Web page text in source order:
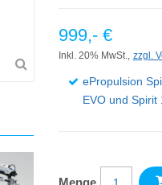
999,- €
Inkl. 20% MwSt., zzgl.
ePropulsion
EVO und Spirit